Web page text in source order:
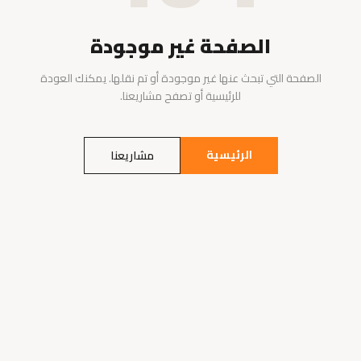
الصفحة غير موجودة
الصفحة التي تبحث عنها غير موجودة أو تم نقلها. يمكنك العودة
للرئيسية أو تصفح مشاريعنا.
الرئيسية مشاريعنا